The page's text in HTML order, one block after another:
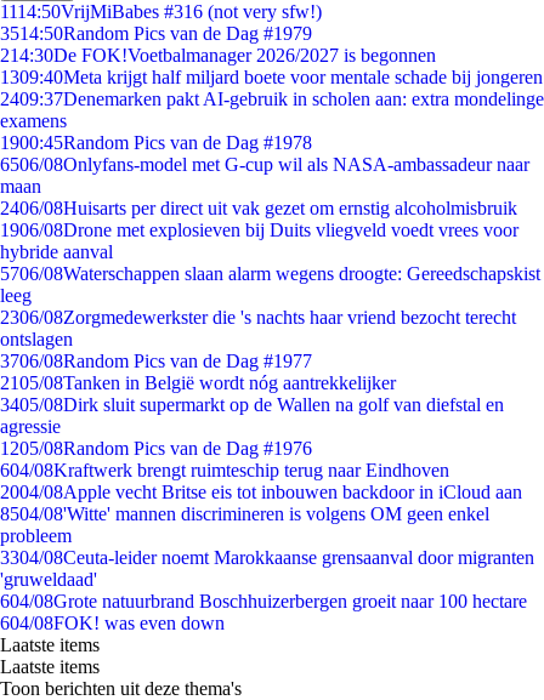
1114:50VrijMiBabes #316 (not very sfw!)
3514:50Random Pics van de Dag #1979
214:30De FOK!Voetbalmanager 2026/2027 is begonnen
1309:40Meta krijgt half miljard boete voor mentale schade bij jongeren
2409:37Denemarken pakt AI-gebruik in scholen aan: extra mondelinge
examens
1900:45Random Pics van de Dag #1978
6506/08Onlyfans-model met G-cup wil als NASA-ambassadeur naar
maan
2406/08Huisarts per direct uit vak gezet om ernstig alcoholmisbruik
1906/08Drone met explosieven bij Duits vliegveld voedt vrees voor
hybride aanval
5706/08Waterschappen slaan alarm wegens droogte: Gereedschapskist
leeg
2306/08Zorgmedewerkster die 's nachts haar vriend bezocht terecht
ontslagen
3706/08Random Pics van de Dag #1977
2105/08Tanken in België wordt nóg aantrekkelijker
3405/08Dirk sluit supermarkt op de Wallen na golf van diefstal en
agressie
1205/08Random Pics van de Dag #1976
604/08Kraftwerk brengt ruimteschip terug naar Eindhoven
2004/08Apple vecht Britse eis tot inbouwen backdoor in iCloud aan
8504/08'Witte' mannen discrimineren is volgens OM geen enkel
probleem
3304/08Ceuta-leider noemt Marokkaanse grensaanval door migranten
'gruweldaad'
604/08Grote natuurbrand Boschhuizerbergen groeit naar 100 hectare
604/08FOK! was even down
Laatste items
Laatste items
Toon berichten uit deze thema's